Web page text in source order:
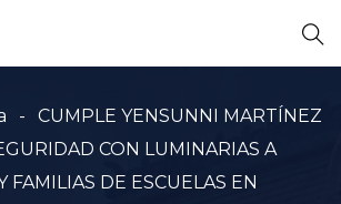
CUMPLE YENSUNNI MARTÍNEZ
CON LUMINARIAS A
FAMILIAS DE ESCUELAS EN